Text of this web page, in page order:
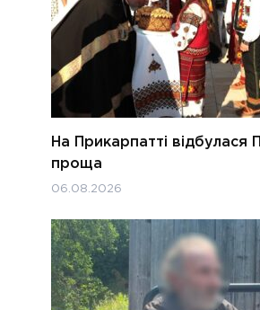
На Прикарпатті відбулася
проща
06.08.2026